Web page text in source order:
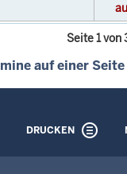
Seite 1 von
auf einer
DRUCKEN